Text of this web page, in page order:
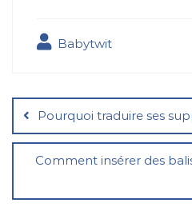
Babytwit
de
l’article
Pourquoi traduire ses
Comment insérer des